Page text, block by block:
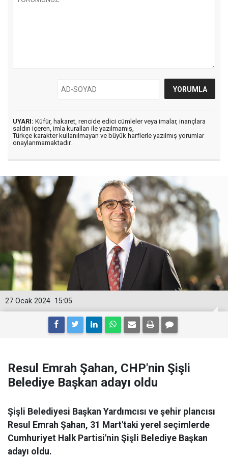
UYARI: Küfür, hakaret, rencide edici cümleler veya imalar, inançlara
saldırı içeren, imla kuralları ile yazılmamış,
Türkçe karakter kullanılmayan ve büyük harflerle yazılmış yorumlar
onaylanmamaktadır.
15:05
27 Ocak 2024
Resul Emrah Şahan, CHP'nin Şişli
Belediye Başkan adayı oldu
Şişli Belediyesi Başkan Yardımcısı ve şehir plancısı
Resul Emrah Şahan, 31 Mart'taki yerel seçimlerde
Cumhuriyet Halk Partisi'nin Şişli Belediye Başkan
adayı oldu.